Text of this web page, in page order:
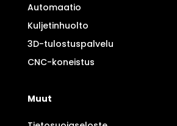
Automaatio
Kuljetinhuolto
3D-tulostuspalvelu
CNC-koneistus
Muut